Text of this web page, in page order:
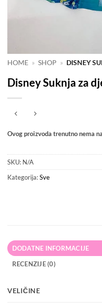
HOME » SHOP » DISNEY
Disney Suknja za
Ovog proizvoda trenutno nema
SKU: N/A
Kategorija:Sve
DODATNE INFORMACIJE
RECENZIJE (0)
VELIČINE